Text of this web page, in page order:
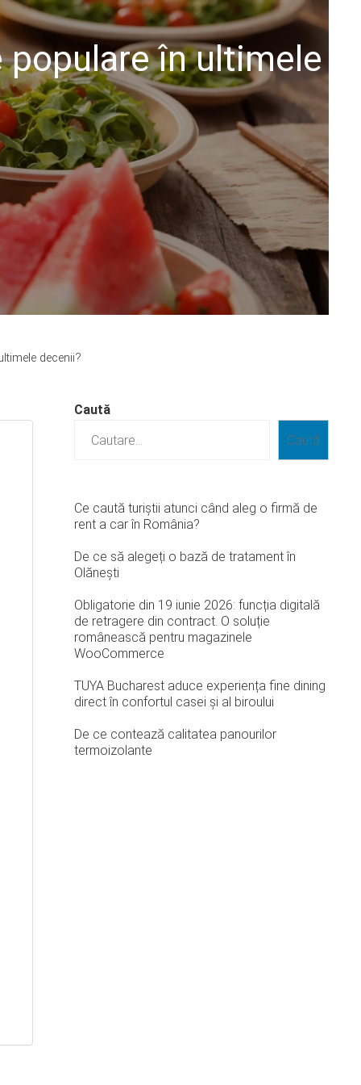
în ultimele
decenii?
Caută
Caută
Ce caută turiștii atunci când aleg o firmă de
rent a car în România?
De ce să alegeți o bază de tratament în
Olănești
Obligatorie din 19 iunie 2026: funcția digitală
de retragere din contract. O soluție
românească pentru magazinele
WooCommerce
TUYA Bucharest aduce experiența fine dining
direct în confortul casei și al biroului
De ce contează calitatea panourilor
termoizolante